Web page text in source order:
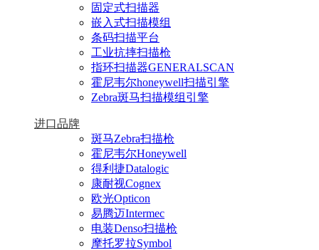
固定式扫描器
嵌入式扫描模组
条码扫描平台
工业抗摔扫描枪
指环扫描器GENERALSCAN
霍尼韦尔honeywell扫描引擎
Zebra斑马扫描模组引擎
进口品牌
斑马Zebra扫描枪
霍尼韦尔Honeywell
得利捷Datalogic
康耐视Cognex
欧光Opticon
易腾迈Intermec
电装Denso扫描枪
摩托罗拉Symbol